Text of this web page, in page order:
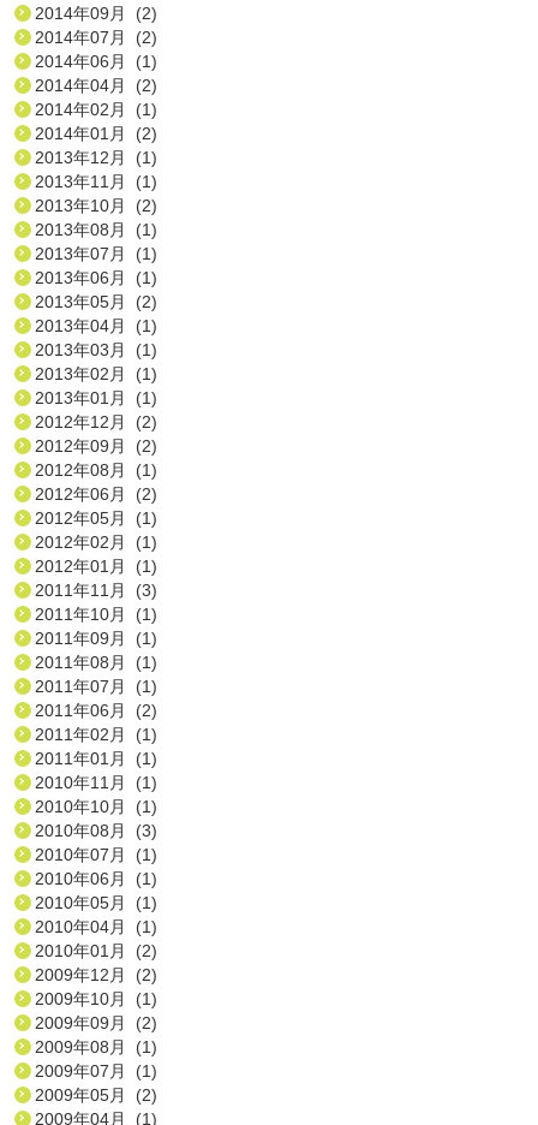
2014年09月 (2)
2014年07月 (2)
2014年06月 (1)
2014年04月 (2)
2014年02月 (1)
2014年01月 (2)
2013年12月 (1)
2013年11月 (1)
2013年10月 (2)
2013年08月 (1)
2013年07月 (1)
2013年06月 (1)
2013年05月 (2)
2013年04月 (1)
2013年03月 (1)
2013年02月 (1)
2013年01月 (1)
2012年12月 (2)
2012年09月 (2)
2012年08月 (1)
2012年06月 (2)
2012年05月 (1)
2012年02月 (1)
2012年01月 (1)
2011年11月 (3)
2011年10月 (1)
2011年09月 (1)
2011年08月 (1)
2011年07月 (1)
2011年06月 (2)
2011年02月 (1)
2011年01月 (1)
2010年11月 (1)
2010年10月 (1)
2010年08月 (3)
2010年07月 (1)
2010年06月 (1)
2010年05月 (1)
2010年04月 (1)
2010年01月 (2)
2009年12月 (2)
2009年10月 (1)
2009年09月 (2)
2009年08月 (1)
2009年07月 (1)
2009年05月 (2)
2009年04月 (1)